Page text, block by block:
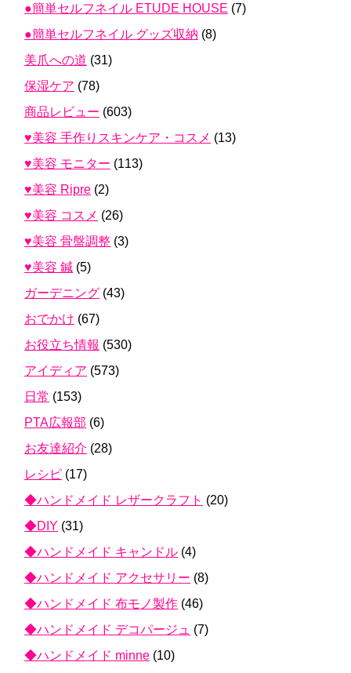
●簡単セルフネイル ETUDE HOUSE (7)
●簡単セルフネイル グッズ収納 (8)
美爪への道 (31)
保湿ケア (78)
商品レビュー (603)
♥美容 手作りスキンケア・コスメ (13)
♥美容 モニター (113)
♥美容 Ripre (2)
♥美容 コスメ (26)
♥美容 骨盤調整 (3)
♥美容 鍼 (5)
ガーデニング (43)
おでかけ (67)
お役立ち情報 (530)
アイディア (573)
日常 (153)
PTA広報部 (6)
お友達紹介 (28)
レシピ (17)
◆ハンドメイド レザークラフト (20)
◆DIY (31)
◆ハンドメイド キャンドル (4)
◆ハンドメイド アクセサリー (8)
◆ハンドメイド 布モノ製作 (46)
◆ハンドメイド デコパージュ (7)
◆ハンドメイド minne (10)